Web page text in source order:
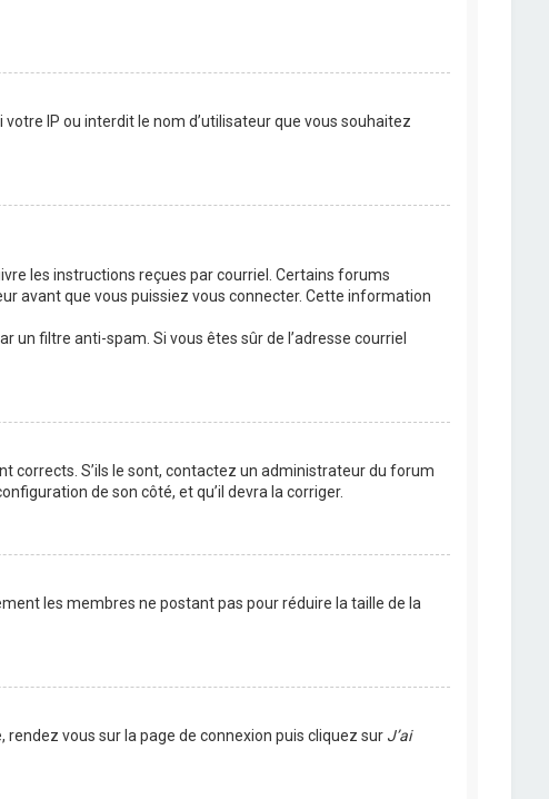
IP ou interdit le nom d’utilisateur que vous souhaitez
les instructions reçues par courriel. Certains forums
avant que vous puissiez vous connecter. Cette information
un filtre anti-spam. Si vous êtes sûr de l’adresse courriel
corrects. S’ils le sont, contactez un administrateur du forum
de son côté, et qu’il devra la corriger.
les membres ne postant pas pour réduire la taille de la
vous sur la page de connexion puis cliquez sur J’ai